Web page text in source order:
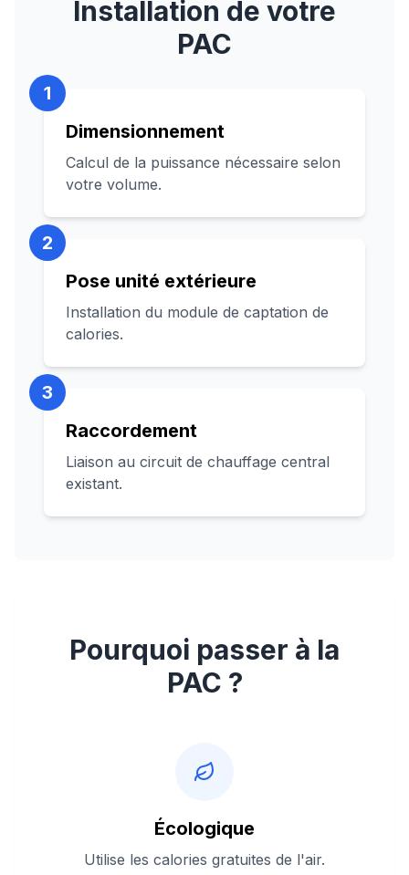
Installation de votre
PAC
1
Dimensionnement
Calcul de la puissance nécessaire selon
votre volume.
2
Pose unité extérieure
Installation du module de captation de
calories.
3
Raccordement
Liaison au circuit de chauffage central
existant.
Pourquoi passer à la
PAC ?
Écologique
Utilise les calories gratuites de l'air.